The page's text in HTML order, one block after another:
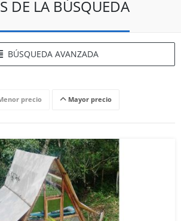
DE LA BÚSQUEDA
BÚSQUEDA AVANZADA
precio Mayor precio